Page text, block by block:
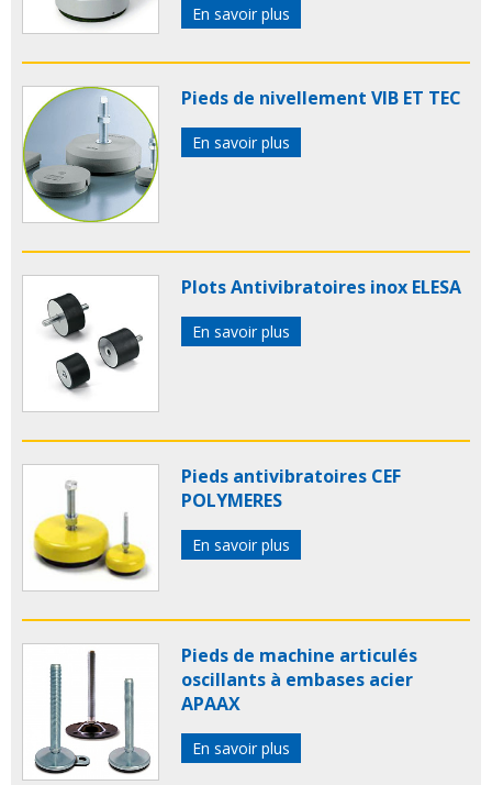
En savoir plus
Pieds de nivellement VIB ET TEC
En savoir plus
Plots Antivibratoires inox ELESA
En savoir plus
Pieds antivibratoires CEF
POLYMERES
En savoir plus
Pieds de machine articulés
oscillants à embases acier
APAAX
En savoir plus